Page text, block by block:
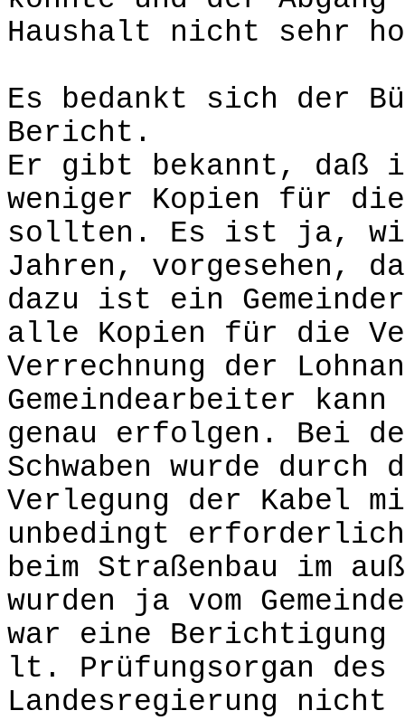
Haushalt nicht sehr
Es bedankt sich der
Bericht.
Er gibt bekannt, daß
weniger Kopien für die
sollten. Es ist ja, wie
Jahren, vorgesehen,
dazu ist ein
alle Kopien für die
Verrechnung der
Gemeindearbeiter
genau erfolgen. Bei
Schwaben wurde
Verlegung der Kabel
unbedingt
beim Straßenbau im
wurden ja vom
war eine Berichtigung
lt. Prüfungsorgan des
Landesregierung